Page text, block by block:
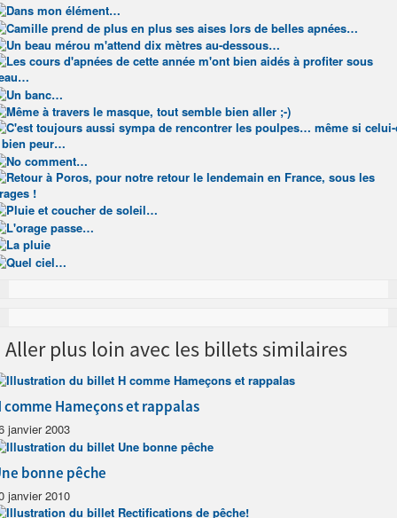
Aller plus loin avec les billets similaires
comme Hameçons et rappalas
janvier 2003
bonne pêche
janvier 2010